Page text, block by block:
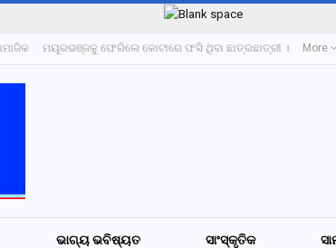
ମୟୂରଭଞ୍ଜକୁ ଫେରିଲେ କୋଟାରେ ଫସି ଥିବା ଛାତ୍ରଛାତ୍ରୀ । More
ଭାଗ୍ୟ ଭବିଷ୍ୟତ ସାଂସ୍କୃତିକ